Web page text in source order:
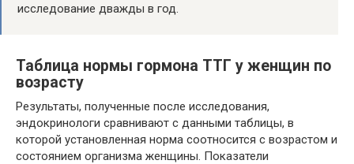
исследование дважды в год.
Таблица нормы гормона ТТГ у женщин по
возрасту
Результаты, полученные после исследования,
эндокринологи сравнивают с данными таблицы, в
которой установленная норма соотносится с возрастом и
состоянием организма женщины. Показатели